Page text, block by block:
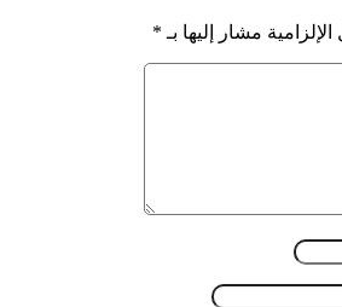
الإلزامية مشار إليها بـ *